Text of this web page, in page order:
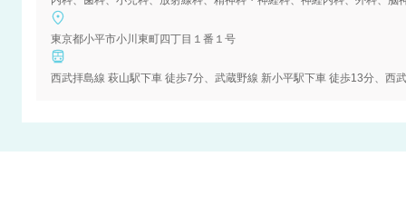
東京都小平市小川東町四丁目１番１号
西武拝島線 萩山駅下車 徒歩7分、武蔵野線 新小平駅下車 徒歩13分、西